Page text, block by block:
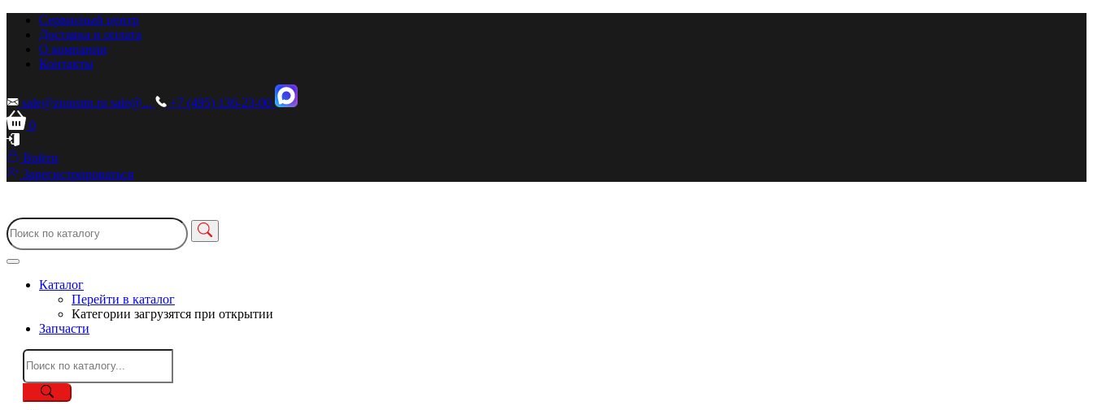
Сервисный центр
Доставка и оплата
О компании
Контакты
sale@zionstm.ru sale@...
+7 (495) 136-23-00
0
Войти
Зарегистрироваться
Каталог
Перейти в каталог
Категории загрузятся при открытии
Запчасти